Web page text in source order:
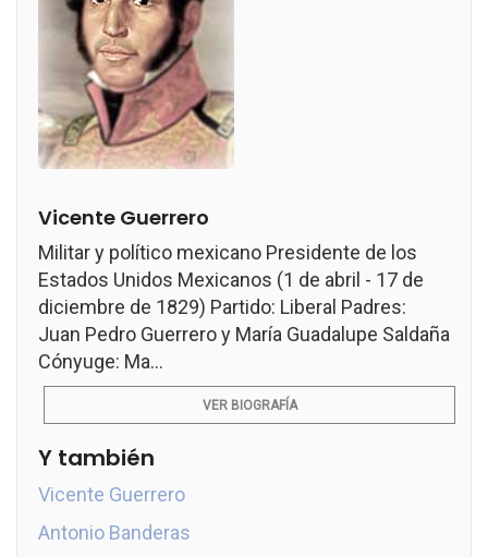
Vicente Guerrero
Militar y político mexicano Presidente de los
Estados Unidos Mexicanos (1 de abril - 17 de
diciembre de 1829) Partido: Liberal Padres:
Juan Pedro Guerrero y María Guadalupe Saldaña
Cónyuge: Ma...
VER BIOGRAFÍA
Y también
Vicente Guerrero
Antonio Banderas